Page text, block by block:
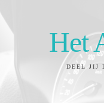
Het
DEEL JIJ